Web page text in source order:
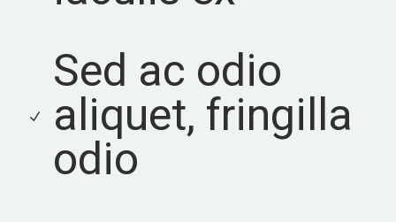
Sed ac odio
aliquet, fringilla
odio